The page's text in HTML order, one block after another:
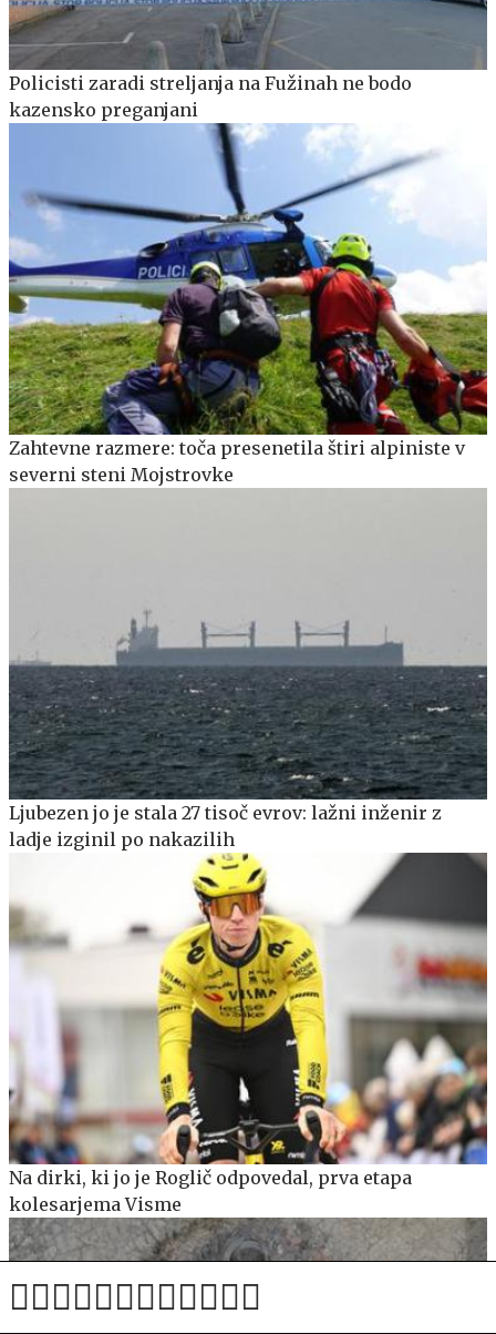
Policisti zaradi streljanja na Fužinah ne bodo
kazensko preganjani
Zahtevne razmere: toča presenetila štiri alpiniste v
severni steni Mojstrovke
Ljubezen jo je stala 27 tisoč evrov: lažni inženir z
ladje izginil po nakazilih
Na dirki, ki jo je Roglič odpovedal, prva etapa
kolesarjema Visme